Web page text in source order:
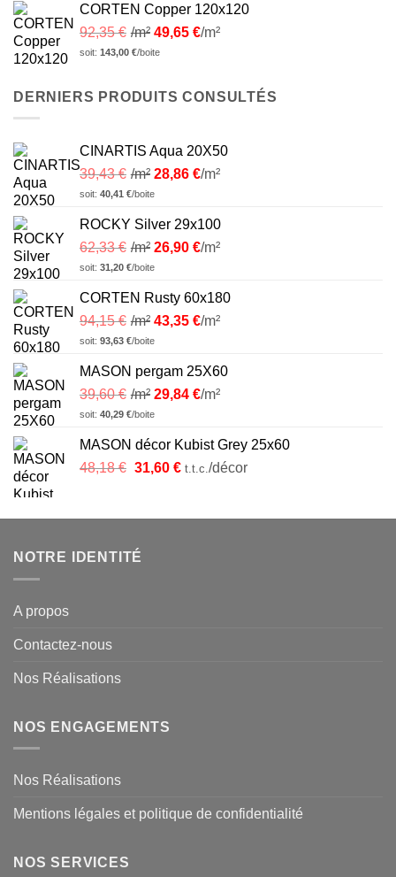
CORTEN Copper 120x120
92,35€ /m² 49,65 €/m²
soit: 143,00 €/boite
DERNIERS PRODUITS CONSULTÉS
CINARTIS Aqua 20X50
39,43€ /m² 28,86 €/m²
soit: 40,41 €/boite
ROCKY Silver 29x100
62,33€ /m² 26,90 €/m²
soit: 31,20 €/boite
CORTEN Rusty 60x180
94,15€ /m² 43,35 €/m²
soit: 93,63 €/boite
MASON pergam 25X60
39,60€ /m² 29,84 €/m²
soit: 40,29 €/boite
MASON décor Kubist Grey 25x60
48,18€ Le
était :
31,60 €Le
est :
t.t.c./décor
NOTRE IDENTITÉ
A propos
Contactez-nous
Nos Réalisations
NOS ENGAGEMENTS
Nos Réalisations
Mentions légales et politique de confidentialité
NOS SERVICES